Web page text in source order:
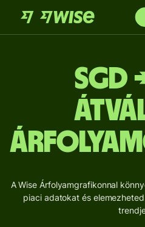
SGD
A Wise Árfolyamgrafikonnal
piaci adatokat és